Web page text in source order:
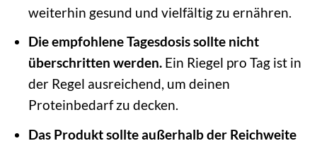
weiterhin gesund und vielfältig zu ernähren.
Die empfohlene Tagesdosis sollte nicht
überschritten werden.Ein Riegel pro Tag ist in
der Regel ausreichend, um deinen
Proteinbedarf zu decken.
Das Produkt sollte außerhalb der Reichweite